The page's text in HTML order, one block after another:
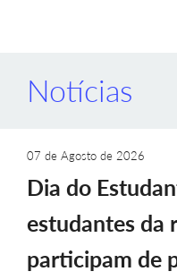
Notícias
07 de Agosto de 2026
Dia do
estudantes da
participam de